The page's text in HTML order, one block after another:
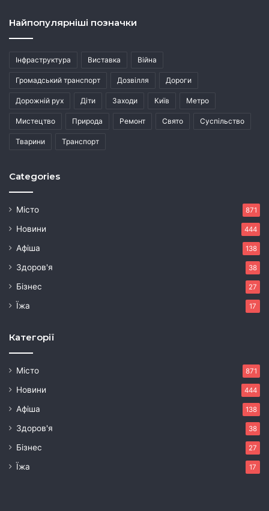
Найпопулярніші позначки
Інфраструктура Виставка Війна
Громадський транспорт Дозвілля Дороги
Дорожній рух Діти Заходи Київ Метро
Мистецтво Природа Ремонт Свято Суспільство
Тварини Транспорт
Categories
Місто 871
Новини 444
Афіша 138
Здоров'я 38
Бізнес 27
Їжа 17
Категорії
Місто 871
Новини 444
Афіша 138
Здоров'я 38
Бізнес 27
Їжа 17